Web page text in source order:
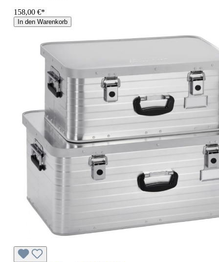
158,00 €*
In den Warenkorb